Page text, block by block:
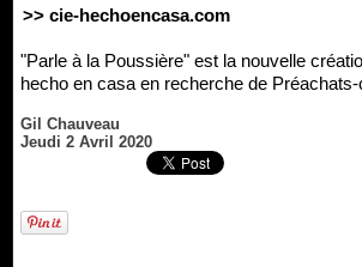
>> cie-hechoencasa.com
"Parle à la Poussière" est la nouvelle
hecho en casa en recherche de
Gil Chauveau
Jeudi 2 Avril 2020